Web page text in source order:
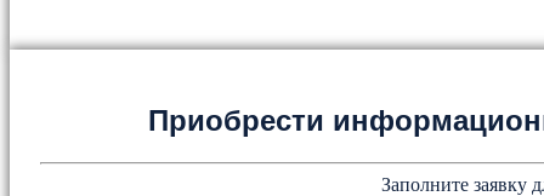
Приобрести
Заполните заявку